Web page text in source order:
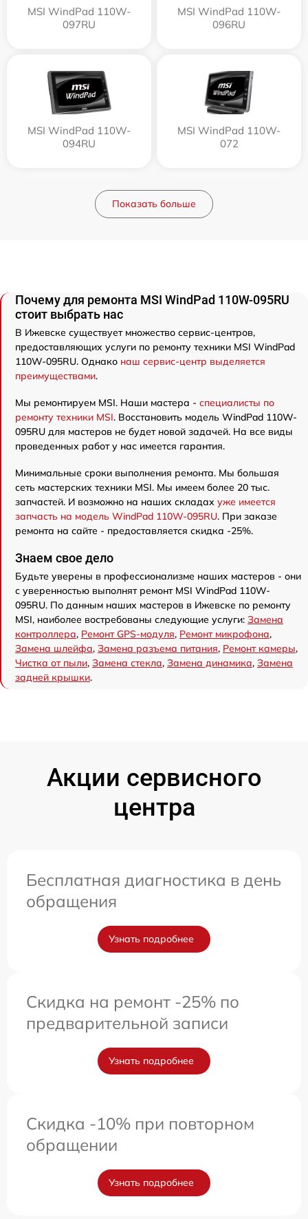
MSI WindPad 110W-
097RU
MSI WindPad 110W-
096RU
MSI WindPad 110W-
094RU
MSI WindPad 110W-
072
Показать больше
Почему для ремонта MSI WindPad 110W-095RU
стоит выбрать нас
В Ижевске существует множество сервис-центров,
предоставляющих услуги по ремонту техники MSI WindPad
110W-095RU. Однако наш сервис-центр выделяется
преимуществами.
Мы ремонтируем MSI. Наши мастера - специалисты по
ремонту техники MSI. Восстановить модель WindPad 110W-
095RU для мастеров не будет новой задачей. На все виды
проведенных работ у нас имеется гарантия.
Минимальные сроки выполнения ремонта. Мы большая
сеть мастерских техники MSI. Мы имеем более 20 тыс.
запчастей. И возможно на наших складах уже имеется
запчасть на модель WindPad 110W-095RU. При заказе
ремонта на сайте - предоставляется скидка -25%.
Знаем свое дело
Будьте уверены в профессионализме наших мастеров - они
с уверенностью выполнят ремонт MSI WindPad 110W-
095RU. По данным наших мастеров в Ижевске по ремонту
MSI, наиболее востребованы следующие услуги: Замена
контроллера, Ремонт GPS-модуля, Ремонт микрофона,
Замена шлейфа, Замена разъема питания, Ремонт камеры,
Чистка от пыли, Замена стекла, Замена динамика, Замена
задней крышки.
Акции сервисного
центра
Бесплатная диагностика в день
обращения
Узнать подробнее
Скидка на ремонт -25% по
предварительной записи
Узнать подробнее
Скидка -10% при повторном
обращении
Узнать подробнее